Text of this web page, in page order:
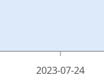
2023-07-24